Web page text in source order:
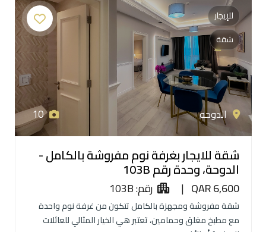
الدوحه
للإيجار
شقة
10
شقة للايجار بغرفة نوم مفروشة بالكامل -
الدوحة، وحدة رقم 103B
QAR 6,600
| رقم: 103B
شقة مفروشة ومجهزة بالكامل تتكون من غرفة نوم واحدة
مع مطبخ مغلق وحمامين، تعتبر هي الخيار المثالي للعائلات